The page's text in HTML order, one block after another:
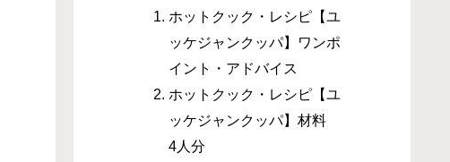
ホットクック・レシピ【ユ
ッケジャンクッパ】ワンポ
イント・アドバイス
ホットクック・レシピ【ユ
ッケジャンクッパ】材料
4人分